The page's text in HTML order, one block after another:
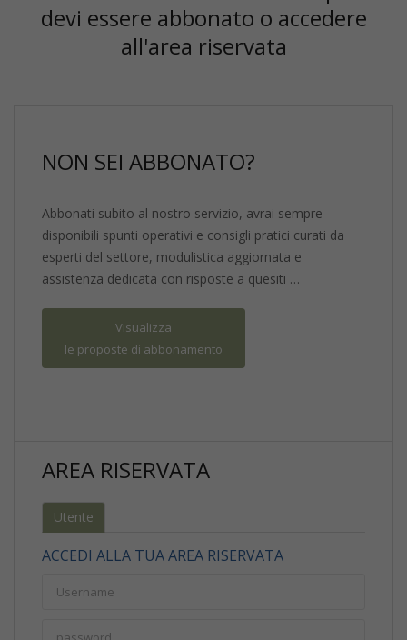
devi essere abbonato o accedere
all'area riservata
NON SEI ABBONATO?
Abbonati subito al nostro servizio, avrai sempre
disponibili spunti operativi e consigli pratici curati da
esperti del settore, modulistica aggiornata e
assistenza dedicata con risposte a quesiti …
Visualizza
le proposte di abbonamento
AREA RISERVATA
Utente
ACCEDI ALLA TUA AREA RISERVATA